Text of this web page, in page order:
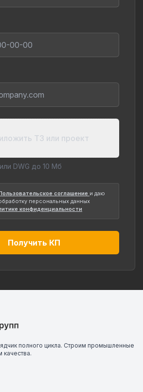
ТЗ или проект
DWG до 10 Мб
соглашение и даю
персональных данных
конфиденциальности
Получить КП
полного цикла. Строим промышленные
качества.